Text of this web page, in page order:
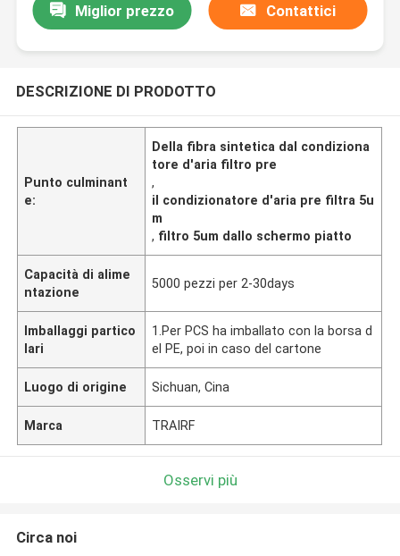
Miglior prezzo Contattici
DESCRIZIONE DI PRODOTTO
Punto culminant
e:
Della fibra sintetica dal condiziona
tore d'aria filtro pre
,
il condizionatore d'aria pre filtra 5u
m
, filtro 5um dallo schermo piatto
Capacità di alime
ntazione
5000 pezzi per 2-30days
Imballaggi partico
lari
1.Per PCS ha imballato con la borsa d
el PE, poi in caso del cartone
Luogo di origine Sichuan, Cina
Marca TRAIRF
Osservi più
Circa noi